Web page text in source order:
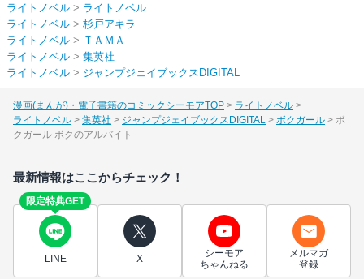
ライトノベル > ライトノベル
ライトノベル > 杉戸アキラ
ライトノベル > ＴＡＭＡ
ライトノベル > 集英社
ライトノベル > ジャンプジェイブックスDIGITAL
漫画(まんが)・電子書籍のコミックシーモアTOP
ライトノベル
ライトノベル
集英社 ジャンプジェイブックスDIGITAL ボクガール
ボ
クガール ボクのアルバイト
最新情報はここからチェック！
限定特典GET
LINE X
シーモア
ちゃんねる
メルマガ
登録